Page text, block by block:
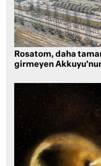
Rosatom, daha
girmeyen